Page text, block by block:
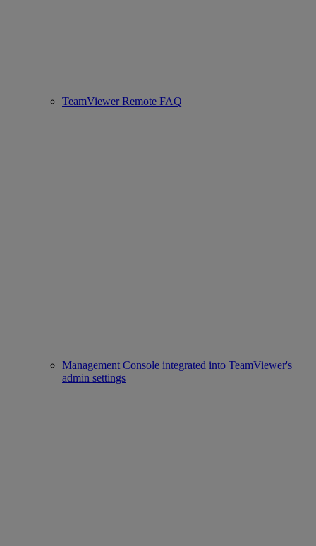
TeamViewer Remote FAQ
Management Console integrated into TeamViewer's
admin settings